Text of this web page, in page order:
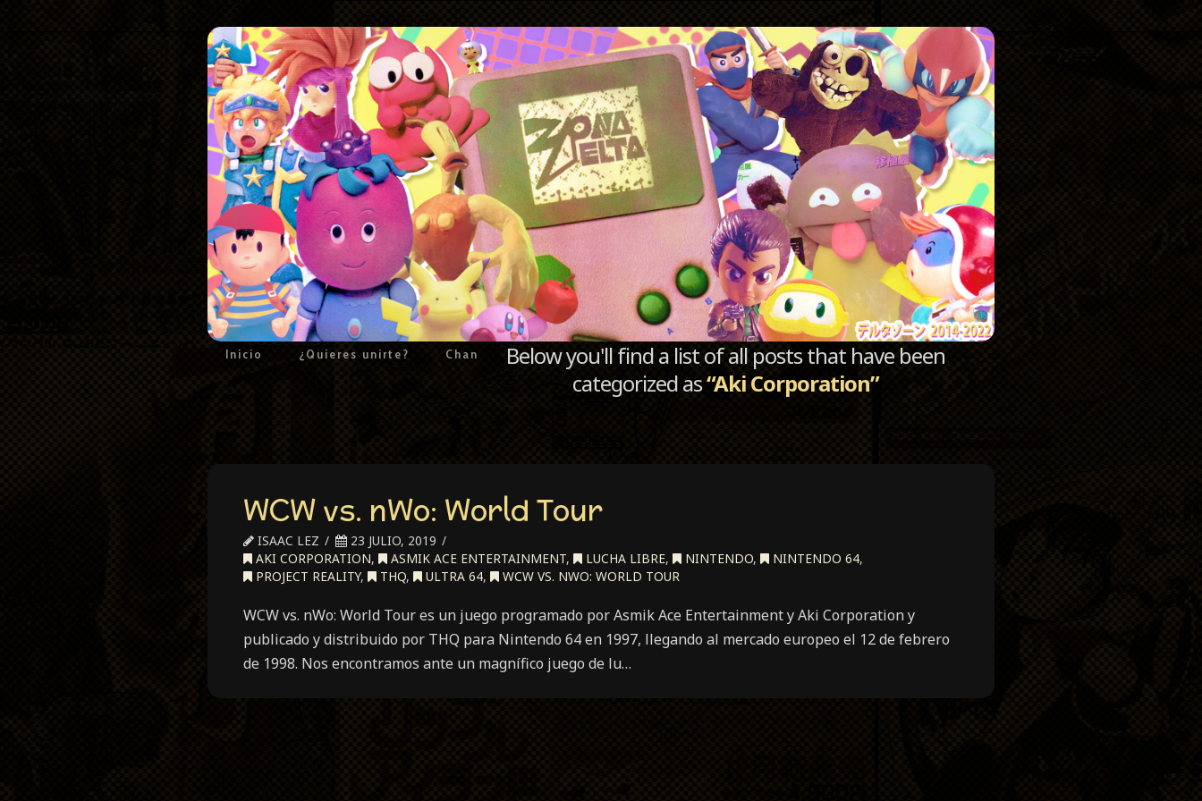
Inicio ¿Quieres unirte? Chan
Below you'll find a list of all posts that have been
categorized as“Aki Corporation”
WCW vs. nWo: World Tour
ISAAC LEZ
23 JULIO, 2019
AKI CORPORATION, ASMIK ACE ENTERTAINMENT, LUCHA LIBRE, NINTENDO, NINTENDO 64,
PROJECT REALITY, THQ, ULTRA 64, WCW VS. NWO: WORLD TOUR
WCW vs. nWo: World Tour es un juego programado por Asmik Ace Entertainment y Aki Corporation y
publicado y distribuido por THQ para Nintendo 64 en 1997, llegando al mercado europeo el 12 de febrero
de 1998. Nos encontramos ante un magnífico juego de lu…